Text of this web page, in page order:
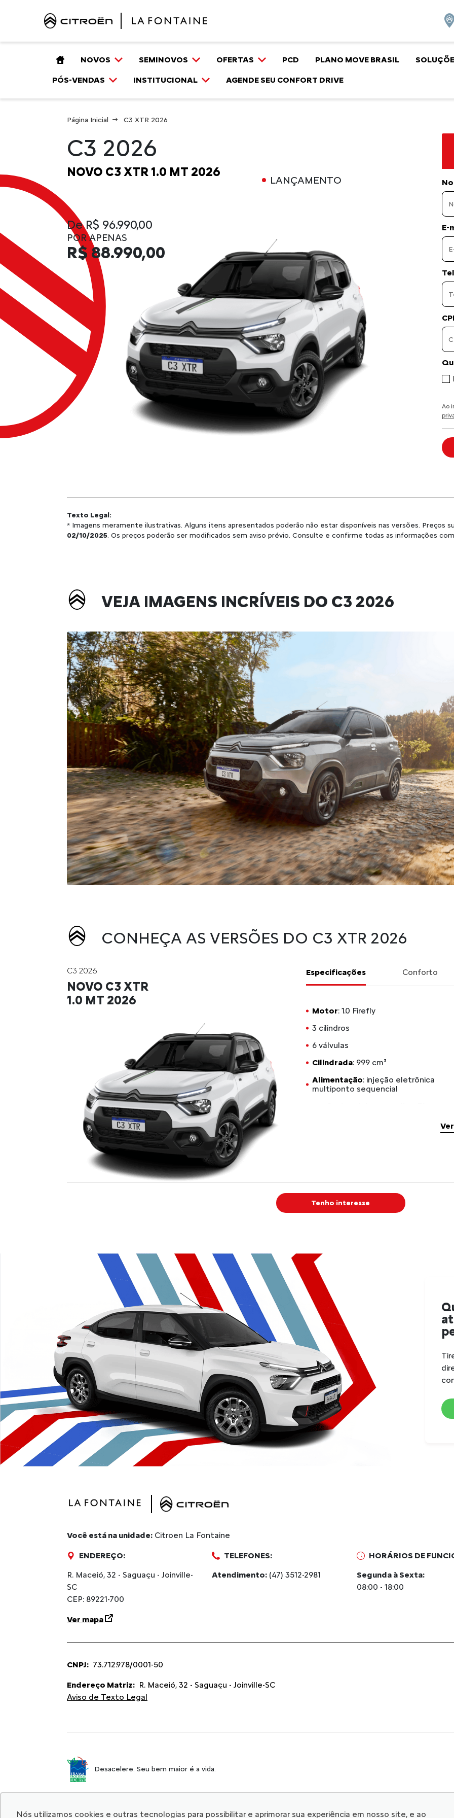
NOVOS SEMINOVOS OFERTAS PCD PLANO MOVE BRASIL
PÓS-VENDAS INSTITUCIONAL AGENDE SEU CONFORT DRIVE
Página Inicial C3 XTR 2026
C3 2026
NOVO C3 XTR 1.0 MT 2026
De R$ 96.990,00
POR APENAS
R$ 88.990,00
LANÇAMENTO
E-
Ao
Texto Legal:
* Imagens meramente ilustrativas. Alguns itens apresentados poderão não estar disponíveis nas versões. Preços
02/10/2025. Os preços poderão ser modificados sem aviso prévio. Consulte e confirme todas as informações
VEJA IMAGENS INCRÍVEIS DO C3 2026
CONHEÇA AS VERSÕES DO C3 XTR 2026
C3 2026
NOVO C3 XTR
1.0 MT 2026
Especificações Conforto
Motor : 1.0 Firefly
3 cilindros
6 válvulas
Cilindrada : 999 cm³
Alimentação: injeção eletrônica
multiponto sequencial
Torque máximo etanol: 105 Nm
@ 3.250 rpm
Velocidade máxima etanol
Aceleração 0–100 km/h etanol
14,1 s
Câmbio manual de 5 marchas
Tração dianteira com juntas
homocinéticas
Direção elétrica com
assistência variável
Suspensão dianteira tipo
Pseudo McPherson,
independente, molas helicoidais,
amortecedores hidráulicos
telescópicos e barra
estabilizadora
Suspensão traseira com eixo de
torção, rodas semi-
independentes, amortecedores
Tenho interesse
Você está na unidade: Citroen La Fontaine
ENDEREÇO:
R. Maceió, 32 - Saguaçu - Joinville-
SC
CEP: 89221-700
Ver mapa
TELEFONES:
Atendimento: (47) 3512-2981
HORÁRIOS DE
Segunda à Sexta:
08:00 - 18:00
CNPJ: 73.712.978/0001-50
Endereço Matriz: R. Maceió, 32 - Saguaçu - Joinville-SC
Aviso de Texto Legal
Desacelere. Seu bem maior é a vida.
Nós utilizamos cookies e outras tecnologias para possibilitar e aprimorar sua experiência em nosso site, e ao